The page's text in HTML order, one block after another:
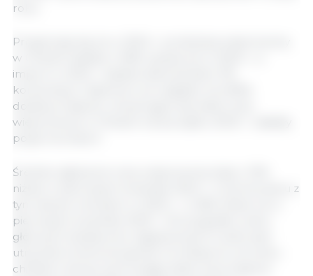
roku.
Prognozuje się, że w 2024 r. produkcja wieprzowiny
w Chinach będzie o 56% wyższa niż w 2020 r., a
import w 2024 r. będzie stanowił tylko 3%
konsumpcji. Częściowo ze względu na obfite
dostawy krajowe, utrzymujące się niskie ceny
wieprzowiny w Chinach od początku 2023 r. osłabiły
popyt na import.
Średnie zgłoszone ceny wieprzowiny były o 10%
niższe w pierwszym kwartale 2024 r. w porównaniu z
tym samym okresem w 2023 r. i o 56% niższe niż w
pierwszym kwartale 2020 r. W przypadku wielu
głównych dostawców zagranicznych trudno jest
utrzymać konkurencyjność ich eksportu na rynku
chińskim, biorąc pod uwagę niskie ceny krajowe.